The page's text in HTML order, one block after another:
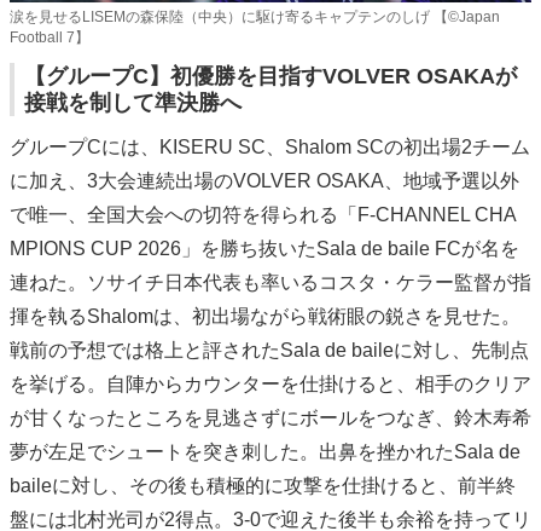
涙を見せるLISEMの森保陸（中央）に駆け寄るキャプテンのしげ 【©️Japan
Football 7】
【グループC】初優勝を目指すVOLVER OSAKAが
接戦を制して準決勝へ
グループCには、KISERU SC、Shalom SCの初出場2チーム
に加え、3大会連続出場のVOLVER OSAKA、地域予選以外
で唯一、全国大会への切符を得られる「F-CHANNEL CHA
MPIONS CUP 2026」を勝ち抜いたSala de baile FCが名を
連ねた。ソサイチ日本代表も率いるコスタ・ケラー監督が指
揮を執るShalomは、初出場ながら戦術眼の鋭さを見せた。
戦前の予想では格上と評されたSala de baileに対し、先制点
を挙げる。自陣からカウンターを仕掛けると、相手のクリア
が甘くなったところを見逃さずにボールをつなぎ、鈴木寿希
夢が左足でシュートを突き刺した。出鼻を挫かれたSala de
baileに対し、その後も積極的に攻撃を仕掛けると、前半終
盤には北村光司が2得点。3-0で迎えた後半も余裕を持ってリ